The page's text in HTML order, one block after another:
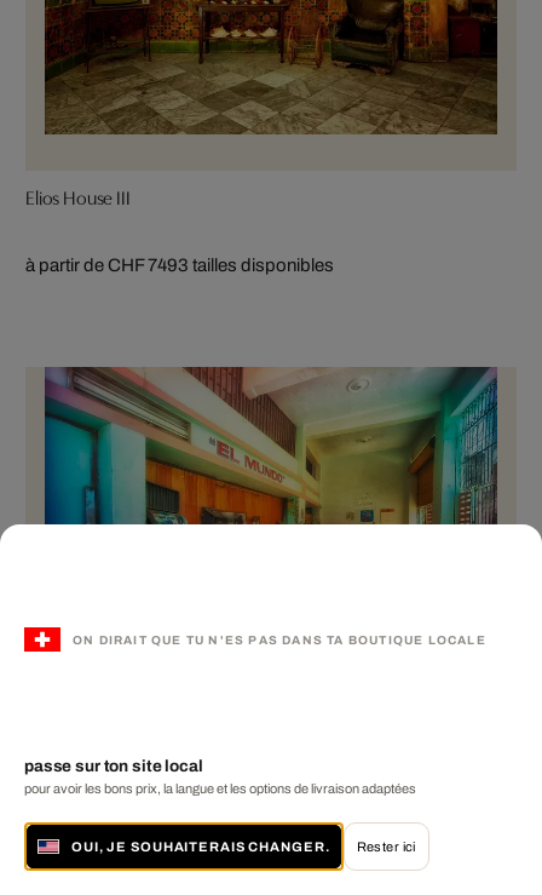
Elios House III
à partir de CHF 7493 tailles disponibles
Bar El Mundo
à partir de CHF 899
ON DIRAIT QUE TU N'ES PAS DANS TA BOUTIQUE LOCALE
passe sur ton site local
pour avoir les bons prix, la langue et les options de livraison adaptées
OUI, JE SOUHAITERAIS CHANGER. Rester ici